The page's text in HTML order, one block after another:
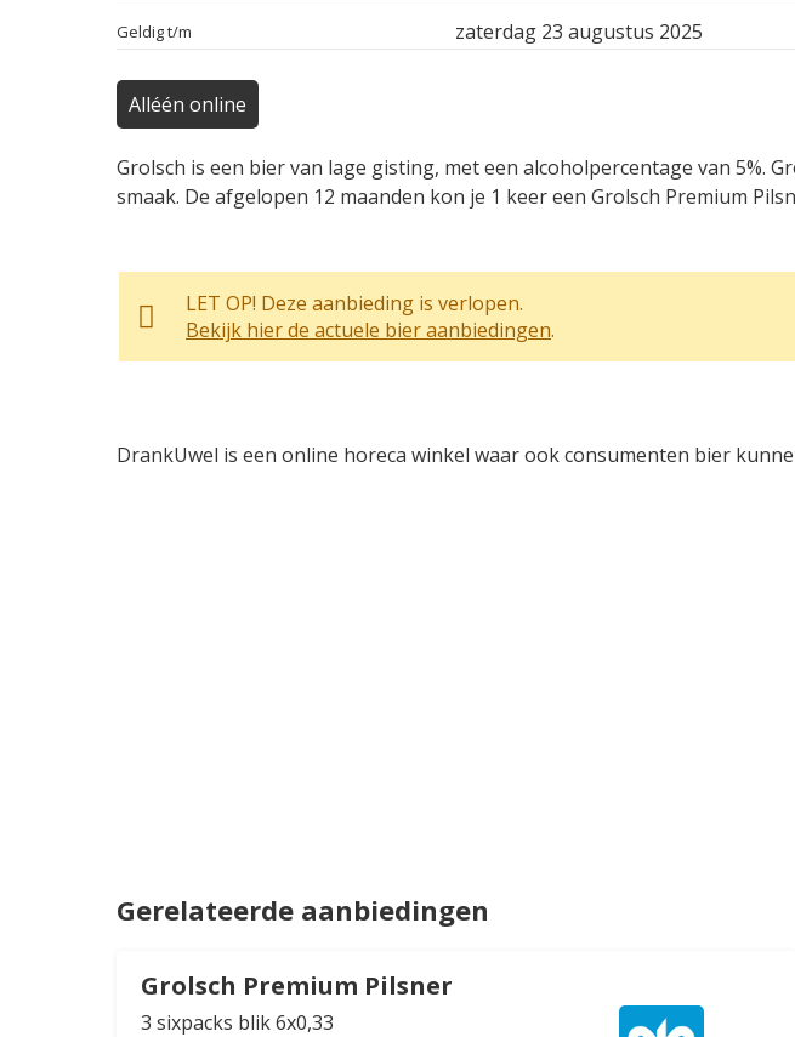
Geldig t/m zaterdag 23 augustus 2025
Alléén online
Grolsch is een bier van lage gisting, met een alcoholpercentage van 5%.
smaak. De afgelopen 12 maanden kon je 1 keer een Grolsch Premium
LET OP! Deze aanbieding is verlopen.
Bekijk hier de actuele bier aanbiedingen.
DrankUwel is een online horeca winkel waar ook consumenten bier
Gerelateerde aanbiedingen
Grolsch Premium Pilsner
3 sixpacks blik 6x0,33